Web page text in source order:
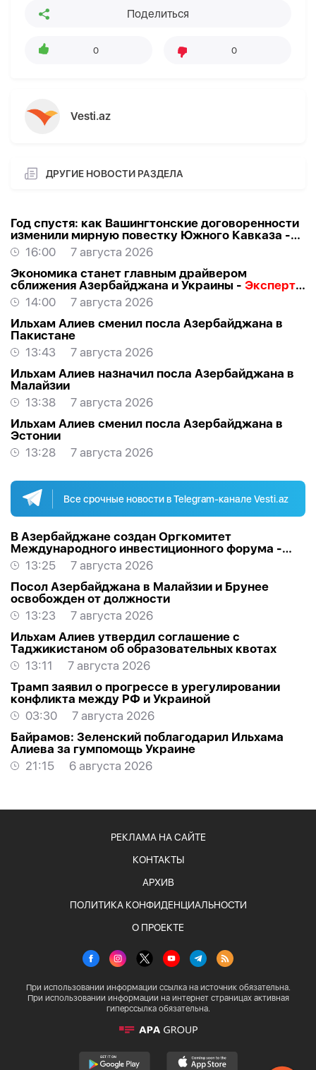
Поделиться
0 0
Vesti.az
ДРУГИЕ НОВОСТИ РАЗДЕЛА
Год спустя: как Вашингтонские договоренности
изменили мирную повестку Южного Кавказа -
ВЗГЛЯД
16:00
7 августа 2026
Экономика станет главным драйвером
сближения Азербайджана и Украины - Эксперт о
визите Байрамова в Киев
14:00
7 августа 2026
Ильхам Алиев сменил посла Азербайджана в
Пакистане
13:43
7 августа 2026
Ильхам Алиев назначил посла Азербайджана в
Малайзии
13:38
7 августа 2026
Ильхам Алиев сменил посла Азербайджана в
Эстонии
13:28
7 августа 2026
Все срочные новости в Telegram-канале Vesti.az
В Азербайджане создан Оргкомитет
Международного инвестиционного форума -
РАСПОРЯЖЕНИЕ
13:25
7 августа 2026
Посол Азербайджана в Малайзии и Брунее
освобожден от должности
13:23
7 августа 2026
Ильхам Алиев утвердил соглашение с
Таджикистаном об образовательных квотах
13:11
7 августа 2026
Трамп заявил о прогрессе в урегулировании
конфликта между РФ и Украиной
03:30
7 августа 2026
Байрамов: Зеленский поблагодарил Ильхама
Алиева за гумпомощь Украине
21:15
6 августа 2026
РЕКЛАМА НА САЙТЕ
КОНТАКТЫ
АРХИВ
ПОЛИТИКА КОНФИДЕНЦИАЛЬНОСТИ
О ПРОЕКТЕ
При использовании информации ссылка на источник обязательна.
При использовании информации на интернет страницах активная
гиперссылка обязательна.